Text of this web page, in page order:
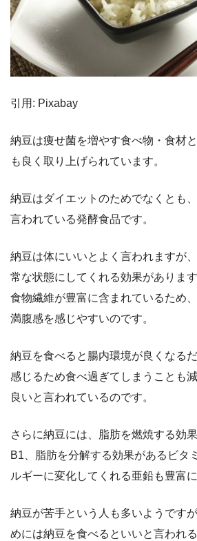
引用: Pixabay
納豆は痩せ菌を増やす食べ物・食材
も良く取り上げられています。
納豆はダイエットのためでなくとも
言われている発酵食品です。
納豆は体にいいとよく言われますが
常な状態にしてくれる効果がありま
食物繊維が豊富に含まれているため
満腹感を感じやすいのです。
納豆を食べると腸内環境が良くなる
感じるため食べ過ぎてしまうことも
良いと言われているのです。
さらに納豆には、脂肪を燃焼する効
B1、脂肪を分解する効果があるビタ
ルギーに変化してくれる亜鉛も豊富
納豆が苦手という人も多いようです
めには納豆を食べるといいと言われ